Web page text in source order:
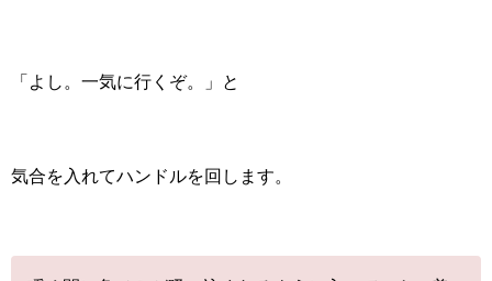
「よし。一気に行くぞ。」と
気合を入れてハンドルを回します。